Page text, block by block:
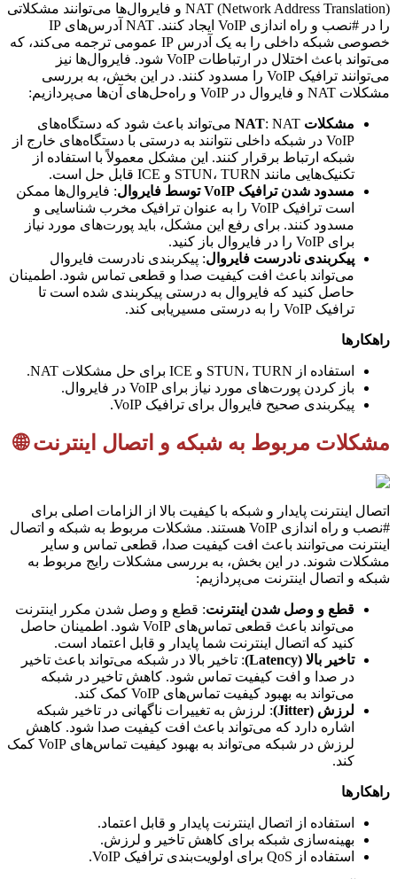
NAT (Network Address Translation) و فایروال‌ها می‌توانند مشکلاتی
را در #نصب و راه اندازی VoIP ایجاد کنند. NAT آدرس‌های IP
خصوصی شبکه داخلی را به یک آدرس IP عمومی ترجمه می‌کند، که
می‌تواند باعث اختلال در ارتباطات VoIP شود. فایروال‌ها نیز
می‌توانند ترافیک VoIP را مسدود کنند. در این بخش، به بررسی
مشکلات NAT و فایروال در VoIP و راه‌حل‌های آن‌ها می‌پردازیم:
مشکلات NAT
: NAT می‌تواند باعث شود که دستگاه‌های
VoIP در شبکه داخلی نتوانند به درستی با دستگاه‌های خارج از
شبکه ارتباط برقرار کنند. این مشکل معمولاً با استفاده از
تکنیک‌هایی مانند STUN، TURN و ICE قابل حل است.
مسدود شدن ترافیک VoIP توسط فایروال
: فایروال‌ها ممکن
است ترافیک VoIP را به عنوان ترافیک مخرب شناسایی و
مسدود کنند. برای رفع این مشکل، باید پورت‌های مورد نیاز
برای VoIP را در فایروال باز کنید.
پیکربندی نادرست فایروال: پیکربندی نادرست فایروال
می‌تواند باعث افت کیفیت صدا و قطعی تماس شود. اطمینان
حاصل کنید که فایروال به درستی پیکربندی شده است تا
ترافیک VoIP را به درستی مسیریابی کند.
راهکارها
استفاده از STUN، TURN و ICE برای حل مشکلات NAT.
باز کردن پورت‌های مورد نیاز برای VoIP در فایروال.
پیکربندی صحیح فایروال برای ترافیک VoIP.
مشکلات مربوط به شبکه و اتصال اینترنت 🌐
اتصال اینترنت پایدار و شبکه با کیفیت بالا از الزامات اصلی برای
#نصب و راه اندازی VoIP هستند. مشکلات مربوط به شبکه و اتصال
اینترنت می‌توانند باعث افت کیفیت صدا، قطعی تماس و سایر
مشکلات شوند. در این بخش، به بررسی مشکلات رایج مربوط به
شبکه و اتصال اینترنت می‌پردازیم:
قطع و وصل شدن اینترنت: قطع و وصل شدن مکرر اینترنت
می‌تواند باعث قطعی تماس‌های VoIP شود. اطمینان حاصل
کنید که اتصال اینترنت شما پایدار و قابل اعتماد است.
تاخیر بالا (Latency)
: تاخیر بالا در شبکه می‌تواند باعث تاخیر
در صدا و افت کیفیت تماس شود. کاهش تاخیر در شبکه
می‌تواند به بهبود کیفیت تماس‌های VoIP کمک کند.
لرزش (Jitter)
: لرزش به تغییرات ناگهانی در تاخیر شبکه
اشاره دارد که می‌تواند باعث افت کیفیت صدا شود. کاهش
لرزش در شبکه می‌تواند به بهبود کیفیت تماس‌های VoIP کمک
کند.
راهکارها
استفاده از اتصال اینترنت پایدار و قابل اعتماد.
بهینه‌سازی شبکه برای کاهش تاخیر و لرزش.
استفاده از QoS برای اولویت‌بندی ترافیک VoIP.